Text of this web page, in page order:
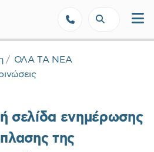
ΟΛΑ ΤΑ ΝΕΑ
σελίδα ενημέρωσης
της